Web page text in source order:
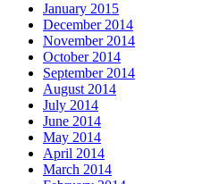
January 2015
December 2014
November 2014
October 2014
September 2014
August 2014
July 2014
June 2014
May 2014
April 2014
March 2014